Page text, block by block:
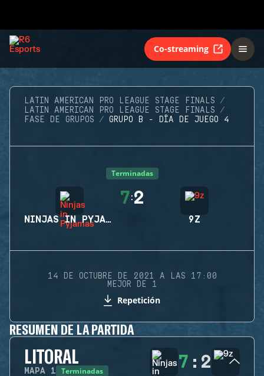
Co-streaming
LATIN AMERICAN PRO LEAGUE STAGE FINALS
LATIN AMERICAN PRO LEAGUE STAGE FINALS
FASE DE GRUPOS
GRUPO B - DÍA DE JUEGO 4
Terminadas
NINJAS IN PYJAMAS
7:2
9Z
14 DE OCTUBRE DE 2021 A LAS 17:00
MEJOR DE 1
Repetición
RESUMEN DE LA PARTIDA
LITORAL
MAPA 1 Terminadas 7 : 2